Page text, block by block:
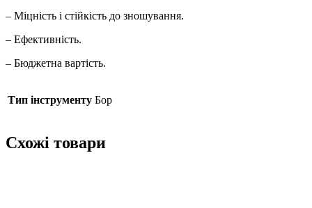
– Міцність і стійкість до зношування.
– Ефективність.
– Бюджетна вартість.
Тип інструменту Бор
Схожі товари